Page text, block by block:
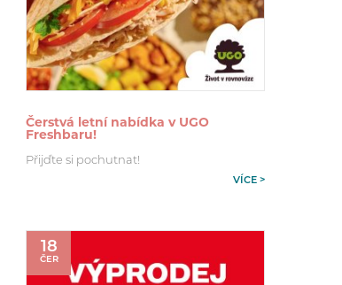
Čerstvá letní nabídka v UGO
Freshbaru!
Přijďte si pochutnat!
VÍCE >
18
ČER